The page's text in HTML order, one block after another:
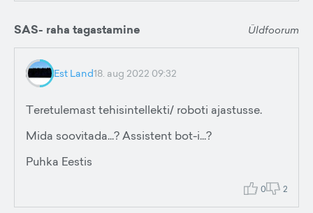
SAS- raha tagastamine Üldfoorum
Est Land18. aug 2022 09:32
Teretulemast tehisintellekti/ roboti ajastusse.
Mida soovitada...? Assistent bot-i...?
Puhka Eestis
0 2